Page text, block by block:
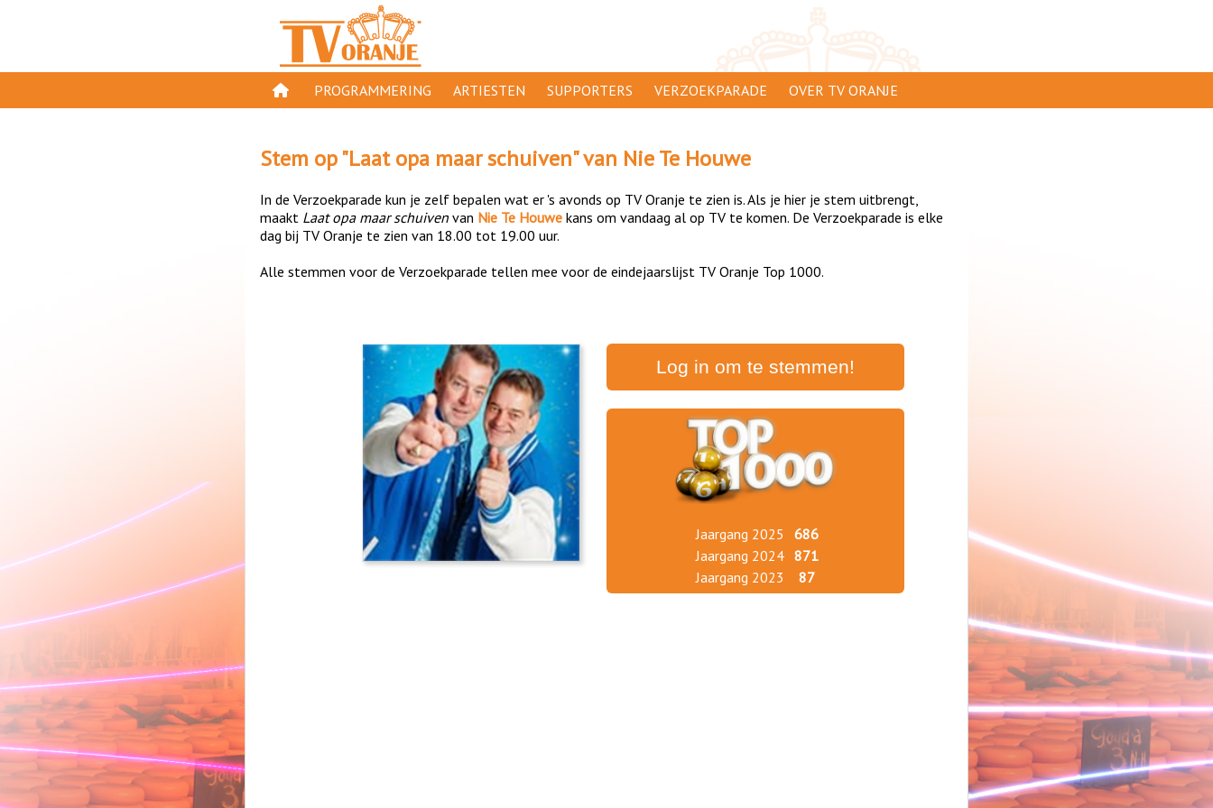
PROGRAMMERING
GESPEELD OP TV ORANJE
ORANJE KROON
TV ORANJE TOP 1000
11 VAN ORANJE
ARTIESTEN SUPPORTERS
AANMELDEN
VERZOEKPARADE OVER TV ORANJE
ADVERTEREN
PRIVACY
Stem op "Laat opa maar schuiven" van Nie Te Houwe
In de Verzoekparade kun je zelf bepalen wat er 's avonds op TV Oranje te zien is. Als je hier je stem uitbrengt,
maakt Laat opa maar schuiven van Nie Te Houwe kans om vandaag al op TV te komen. De Verzoekparade is elke
dag bij TV Oranje te zien van 18.00 tot 19.00 uur.
Alle stemmen voor de Verzoekparade tellen mee voor de eindejaarslijst TV Oranje Top 1000.
Log in om te stemmen!
Jaargang 2025
686
Jaargang 2024 871
Jaargang 2023
87